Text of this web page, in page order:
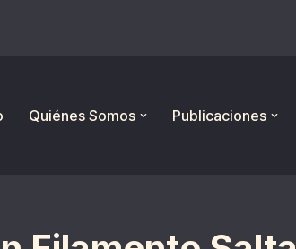
Quiénes Somos Publicaciones